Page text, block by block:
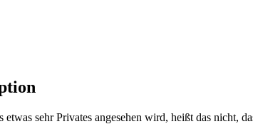
etwas sehr Privates angesehen wird, heißt das nicht,